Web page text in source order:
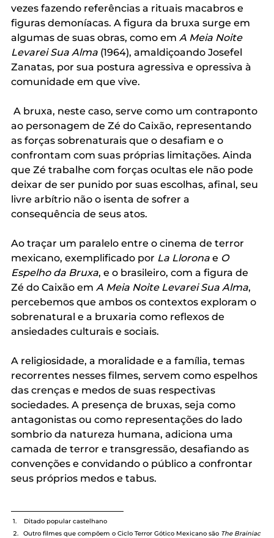
vezes fazendo referências a rituais macabros e
figuras demoníacas. A figura da bruxa surge em
algumas de suas obras, como em A Meia Noite
Levarei Sua Alma (1964), amaldiçoando Josefel
Zanatas, por sua postura agressiva e opressiva à
comunidade em que vive.
A bruxa, neste caso, serve como um contraponto
ao personagem de Zé do Caixão, representando
as forças sobrenaturais que o desafiam e o
confrontam com suas próprias limitações. Ainda
que Zé trabalhe com forças ocultas ele não pode
deixar de ser punido por suas escolhas, afinal, seu
livre arbítrio não o isenta de sofrer a
consequência de seus atos.
Ao traçar um paralelo entre o cinema de terror
mexicano, exemplificado por La Llorona e O
Espelho da Bruxa, e o brasileiro, com a figura de
Zé do Caixão em A Meia Noite Levarei Sua Alma,
percebemos que ambos os contextos exploram o
sobrenatural e a bruxaria como reflexos de
ansiedades culturais e sociais.
A religiosidade, a moralidade e a família, temas
recorrentes nesses filmes, servem como espelhos
das crenças e medos de suas respectivas
sociedades. A presença de bruxas, seja como
antagonistas ou como representações do lado
sombrio da natureza humana, adiciona uma
camada de terror e transgressão, desafiando as
convenções e convidando o público a confrontar
seus próprios medos e tabus.
1.    Ditado popular castelhano
Outro filmes que compõem o Ciclo Terror Gótico Mexicano são The Brainiac